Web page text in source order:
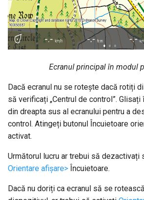
Ecranul principal în modul
Dacă ecranul nu se rotește dacă rotiți
să verificați „Centrul de control”.
din dreapta sus al ecranului pentru a
control. Atingeți butonul Încuietoare
activat.
Următorul lucru ar trebui să dezactivați
Orientare afișare> Încuietoare.
Dacă nu doriți ca ecranul să se